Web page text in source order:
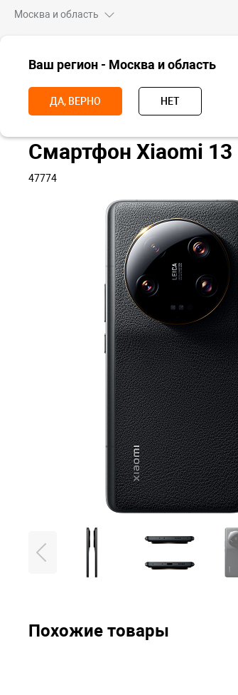
Москва и область
Ваш регион - Москва и область
ДА, ВЕРНО НЕТ
Главная Смартфоны Xiaomi Xiaomi 13
Смартфон Xiaomi
47774
Похожие товары